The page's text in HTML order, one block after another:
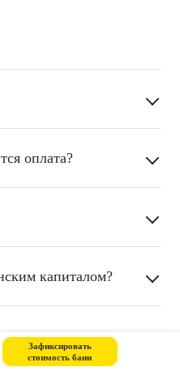
Зафиксировать
стоимость бани
оплата?
капиталом?